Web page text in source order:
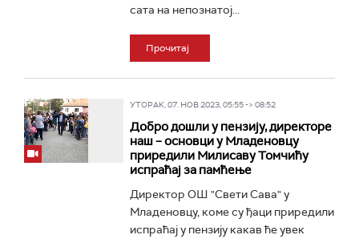
сата на непознатој...
Прочитај
УТОРАК, 07. НОВ 2023, 05:55 -> 08:52
Добро дошли у пензију, директоре
наш – основци у Младеновцу
приредили Милисаву Томчићу
испраћај за памћење
Директор ОШ "Свети Сава" у
Младеновцу, коме су ђаци приредили
испраћај у пензију какав ће увек